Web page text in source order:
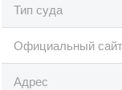
Тип суда
Официальный сайт
Адрес